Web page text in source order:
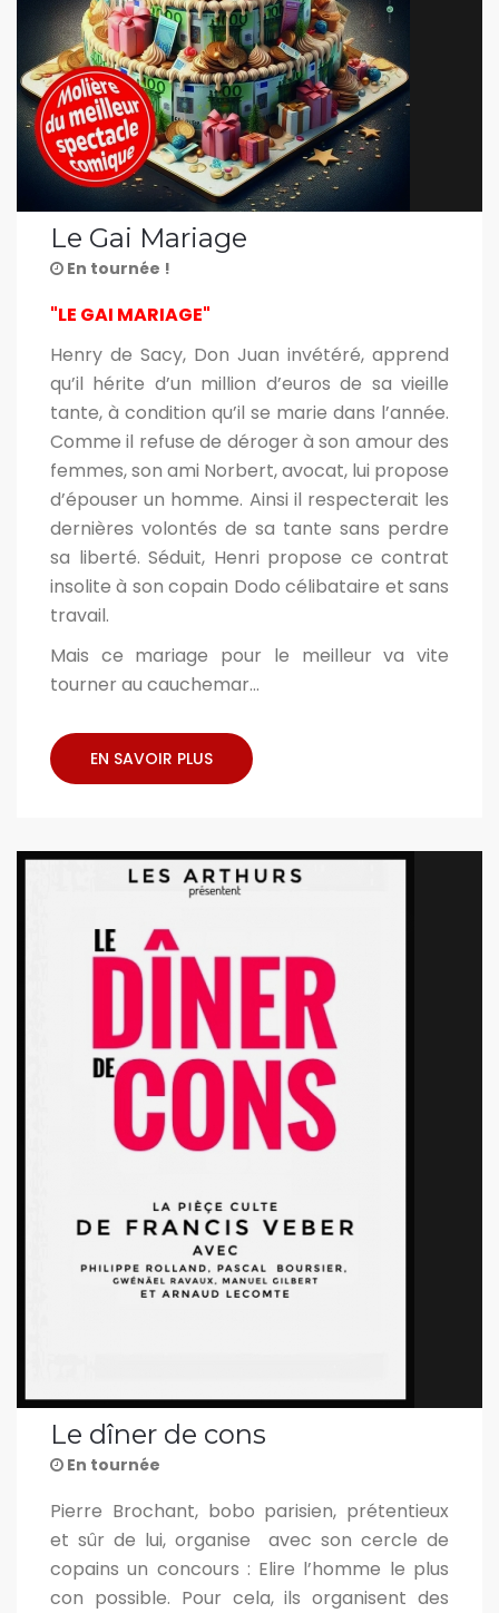
Le Gai Mariage
En tournée !
"LE GAI MARIAGE"
Henry de Sacy, Don Juan invétéré, apprend
qu’il hérite d’un million d’euros de sa vieille
tante, à condition qu’il se marie dans l’année.
Comme il refuse de déroger à son amour des
femmes, son ami Norbert, avocat, lui propose
d’épouser un homme. Ainsi il respecterait les
dernières volontés de sa tante sans perdre
sa liberté. Séduit, Henri propose ce contrat
insolite à son copain Dodo célibataire et sans
travail.
Mais ce mariage pour le meilleur va vite
tourner au cauchemar...
EN SAVOIR PLUS
Le dîner de cons
En tournée
Pierre Brochant, bobo parisien, prétentieux
et sûr de lui, organise avec son cercle de
copains un concours : Elire l’homme le plus
con possible. Pour cela, ils organisent des